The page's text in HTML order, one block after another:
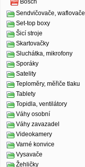
Bosch
Sendvičovače, waflovače
Set-top boxy
Šicí stroje
Skartovačky
Sluchátka, mikrofony
Sporáky
Satelity
Teploměry, měřiče tlaku
Tablety
Topidla, ventilátory
Váhy osobní
Váhy zavazadel
Videokamery
Varné konvice
Vysavače
Žehličky